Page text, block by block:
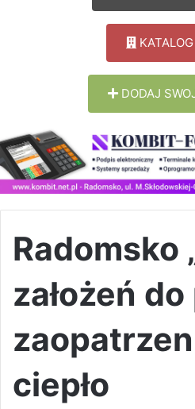
DODAJ
Radomsko
założeń
ciepło